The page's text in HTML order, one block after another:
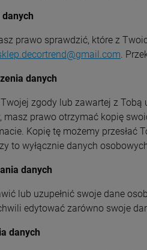
-
kawy na
nadruk
-
SETKĘ
-
szt.
prawo sprawdzić, które z
.
danych
zgody lub zawartej z
masz prawo otrzymać kopię
Kopię tę możemy przesłać
to wyłącznie danych
danych
lub uzupełnić swoje dane
edytować zarówno swoje
danych